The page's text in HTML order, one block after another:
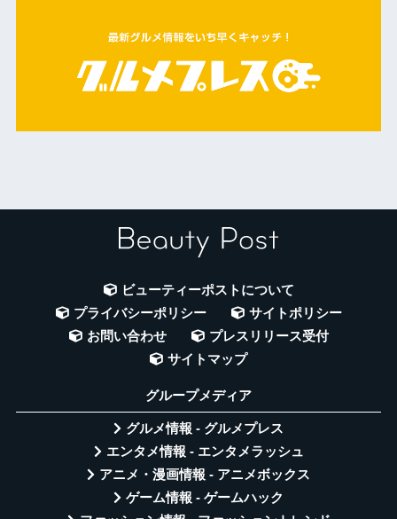
ビューティーポストについて
プライバシーポリシー
サイトポリシー
お問い合わせ
プレスリリース受付
サイトマップ
グループメディア
グルメ情報 - グルメプレス
エンタメ情報 - エンタメラッシュ
アニメ・漫画情報 - アニメボックス
ゲーム情報 - ゲームハック